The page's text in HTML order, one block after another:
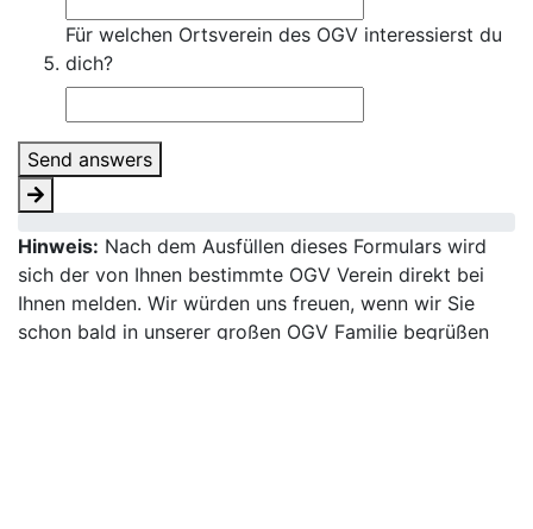
Für welchen Ortsverein des OGV interessierst du
dich?
Send answers
Hinweis: Nach dem Ausfüllen dieses Formulars wird
sich der von Ihnen bestimmte OGV Verein direkt bei
Ihnen melden. Wir würden uns freuen, wenn wir Sie
schon bald in unserer großen OGV Familie begrüßen